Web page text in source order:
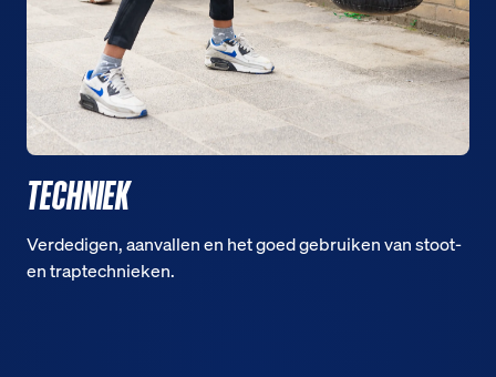
TECHNIEK
Verdedigen, aanvallen en het goed gebruiken van stoot-
en traptechnieken.